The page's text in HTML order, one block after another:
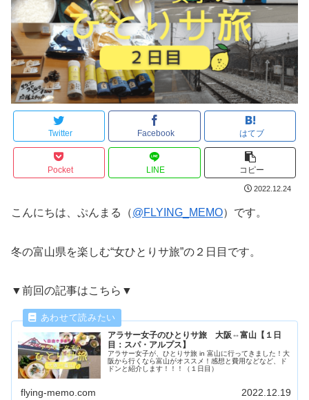
Twitter Facebook はてブ
Pocket LINE コピー
2022.12.24
こんにちは、ぷんまる（@FLYING_MEMO）です。
冬の富山県を楽しむ“女ひとりサ旅”の２日目です。
▼前回の記事はこちら▼
アラサー女子のひとりサ旅 大阪⇔富山【１日
目：スパ・アルプス】
アラサー女子が、ひとりサ旅 in 富山に行ってきました！大
阪から行くなら富山がオススメ！感想と費用などなど、ド
ドンと紹介します！！！（１日目）
flying-memo.com 2022.12.19